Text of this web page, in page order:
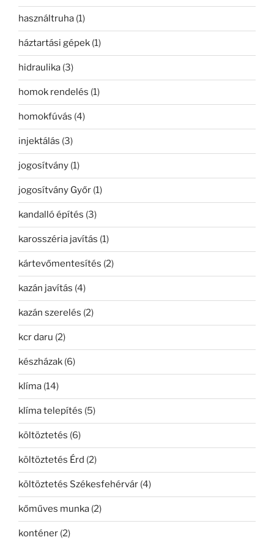
használtruha (1)
háztartási gépek (1)
hidraulika (3)
homok rendelés (1)
homokfúvás (4)
injektálás (3)
jogosítvány (1)
jogosítvány Győr (1)
kandalló építés (3)
karosszéria javítás (1)
kártevőmentesítés (2)
kazán javítás (4)
kazán szerelés (2)
kcr daru (2)
készházak (6)
klíma (14)
klíma telepítés (5)
költöztetés (6)
költöztetés Érd (2)
költöztetés Székesfehérvár (4)
kőműves munka (2)
konténer (2)